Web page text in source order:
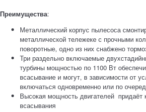
Преимущества:
Металлический корпус пылесоса
металлической тележеке с прочными
поворотные, одно из них снабжено
Три раздельно включаемые
турбины мощностью по 1100 Вт
всасывание и могут, в зависимости от
включаться одновременно или по
Высокая мощность двигателей придаёт
всасывания